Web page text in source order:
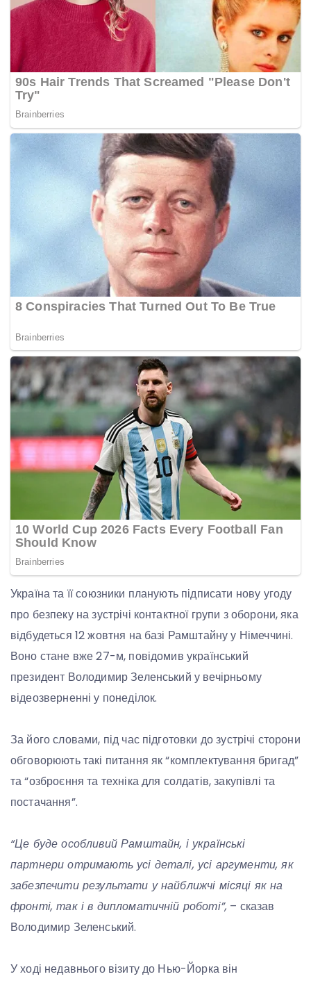
Україна та її союзники планують підписати нову угоду
про безпеку на зустрічі контактної групи з оборони, яка
відбудеться 12 жовтня на базі Рамштайну у Німеччині.
Воно стане вже 27-м, повідомив український
президент Володимир Зеленський у вечірньому
відеозверненні у понеділок.
За його словами, під час підготовки до зустрічі сторони
обговорюють такі питання як “комплектування бригад”
та “озброєння та техніка для солдатів, закупівлі та
постачання”.
“Це буде особливий Рамштайн, і українські
партнери отримають усі деталі, усі аргументи, як
забезпечити результати у найближчі місяці як на
фронті, так і в дипломатичній роботі”, – сказав
Володимир Зеленський.
У ході недавнього візиту до Нью-Йорка він